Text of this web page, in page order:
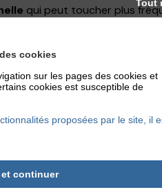
qui peut toucher plus
lésions de
grossir puis confluer ou
cookies
sur les pages des cookies et
cookies est susceptible de
proposées par le site, il
continuer
Tout